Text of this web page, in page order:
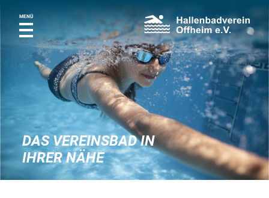
MENÜ
DAS VEREINSBAD IN
IHRER NÄHE